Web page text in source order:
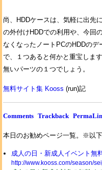
尚、HDDケースは、気軽に出先
の外付けHDDでの利用や、今回
なくなったノートPCのHDDの
で、１つあると何かと重宝しま
無いパーツの１つでしょう。
無料サイト集 Kooss (run)記
Comments Trackback
本日のお勧めページ一覧。※以
成人の日・新成人イベント無
http://www.kooss.com/season/